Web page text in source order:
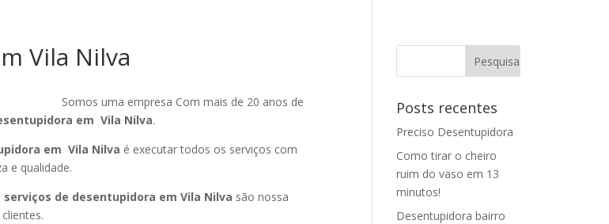
Vila Nilva
Somos uma empresa Com mais de 20 anos de
em Vila Nilva.
em Vila Nilva é executar todos os serviços com
e qualidade.
serviços de desentupidora em Vila Nilva são nossa
Posts recentes
Preciso Desentupidora
Como tirar o cheiro
ruim do vaso em 13
minutos!
Desentupidora bairro